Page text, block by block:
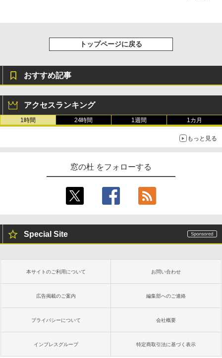
トップページに戻る
おすすめ記事
アクセスランキング
1時間 24時間 1週間 1カ月
もっと見る
窓の杜 をフォローする
Special Site
本サイトのご利用について お問い合わせ
広告掲載のご案内 編集部へのご連絡
プライバシーについて 会社概要
インプレスグループ 特定商取引法に基づく表示